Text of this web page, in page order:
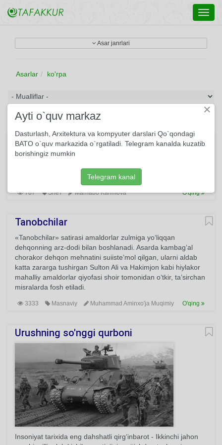
Asar janrlari
Asarlar ko'rpa
Zamonaviy vahshiylik
Er dedi, xotiniga Gazeta o‘qib turib: -Arab bo'lib qolmapmiz,
bo‘larkan. Qiz tug‘ilsa chaqaloq, Yerni kovlab ko‘markan...
787 She'r Marhabo Karimova O'qing
Tanobchilar
«Tanobchilar» satirasi amaldorlar zulmiga yo‘liqqan
dehqonning arz-dodi bilan boshlanadi. Asarda kambag‘al
chorakor dehqon mehnatini suiiste’mol qilgan, ularni aldab
katta zararga tushirgan Sulton Ali va Hakimjon kabi hiylakor
mahalliy amaldorlar qiyofasi shoir tomonidan o‘tkir, ta’sirchan
misralarda fosh etiladi.
3333 Masnaviy Muhammad Aminxo'ja Muqimiy O'qing
Urushning so'nggi qurboni
Insoniyat tarixida eng dahshatli qirg‘inbarot - Ikkinchi jahon
×
Ayti o`quv markaz
Dasturlash, Arxitektura va kompyuter darslari Qo`qondagi
BATO o`quv markazida o`rgatiladi. Telegram kanalda kuzatib
borishingiz mumkin
Telegram kanal